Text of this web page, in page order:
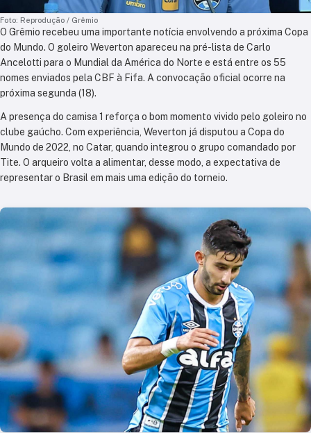
Foto: Reprodução / Grêmio
O Grêmio recebeu uma importante notícia envolvendo a próxima Copa
do Mundo. O goleiro Weverton apareceu na pré-lista de Carlo
Ancelotti para o Mundial da América do Norte e está entre os 55
nomes enviados pela CBF à Fifa. A convocação oficial ocorre na
próxima segunda (18).
A presença do camisa 1 reforça o bom momento vivido pelo goleiro no
clube gaúcho. Com experiência, Weverton já disputou a Copa do
Mundo de 2022, no Catar, quando integrou o grupo comandado por
Tite. O arqueiro volta a alimentar, desse modo, a expectativa de
representar o Brasil em mais uma edição do torneio.